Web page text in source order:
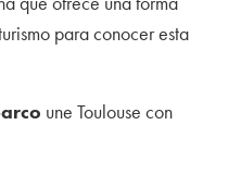
para conocer esta
une Toulouse con